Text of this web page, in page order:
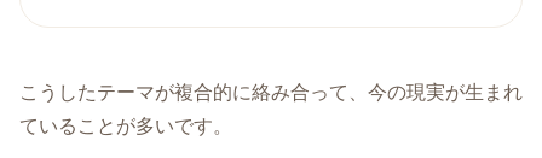
こうしたテーマが複合的に絡み合って、今の現実が生まれ
ていることが多いです。